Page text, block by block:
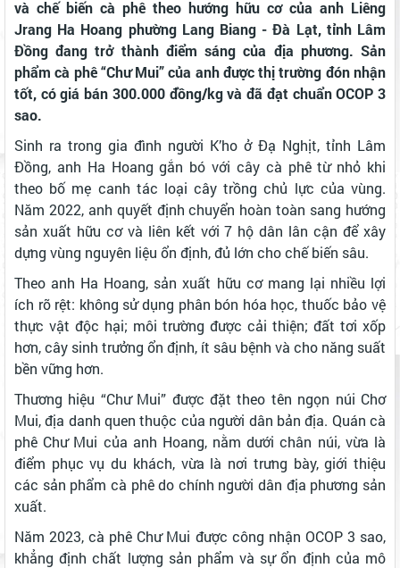
và chế biến cà phê theo hướng hữu cơ của anh Liêng
Jrang Ha Hoang phường Lang Biang - Đà Lạt, tỉnh Lâm
Đồng đang trở thành điểm sáng của địa phương. Sản
phẩm cà phê “Chư Mui” của anh được thị trường đón nhận
tốt, có giá bán 300.000 đồng/kg và đã đạt chuẩn OCOP 3
sao.
Sinh ra trong gia đình người K’ho ở Đạ Nghịt, tỉnh Lâm
Đồng, anh Ha Hoang gắn bó với cây cà phê từ nhỏ khi
theo bố mẹ canh tác loại cây trồng chủ lực của vùng.
Năm 2022, anh quyết định chuyển hoàn toàn sang hướng
sản xuất hữu cơ và liên kết với 7 hộ dân lân cận để xây
dựng vùng nguyên liệu ổn định, đủ lớn cho chế biến sâu.
Theo anh Ha Hoang, sản xuất hữu cơ mang lại nhiều lợi
ích rõ rệt: không sử dụng phân bón hóa học, thuốc bảo vệ
thực vật độc hại; môi trường được cải thiện; đất tơi xốp
hơn, cây sinh trưởng ổn định, ít sâu bệnh và cho năng suất
bền vững hơn.
Thương hiệu “Chư Mui” được đặt theo tên ngọn núi Chơ
Mui, địa danh quen thuộc của người dân bản địa. Quán cà
phê Chư Mui của anh Hoang, nằm dưới chân núi, vừa là
điểm phục vụ du khách, vừa là nơi trưng bày, giới thiệu
các sản phẩm cà phê do chính người dân địa phương sản
xuất.
Năm 2023, cà phê Chư Mui được công nhận OCOP 3 sao,
khẳng định chất lượng sản phẩm và sự ổn định của mô